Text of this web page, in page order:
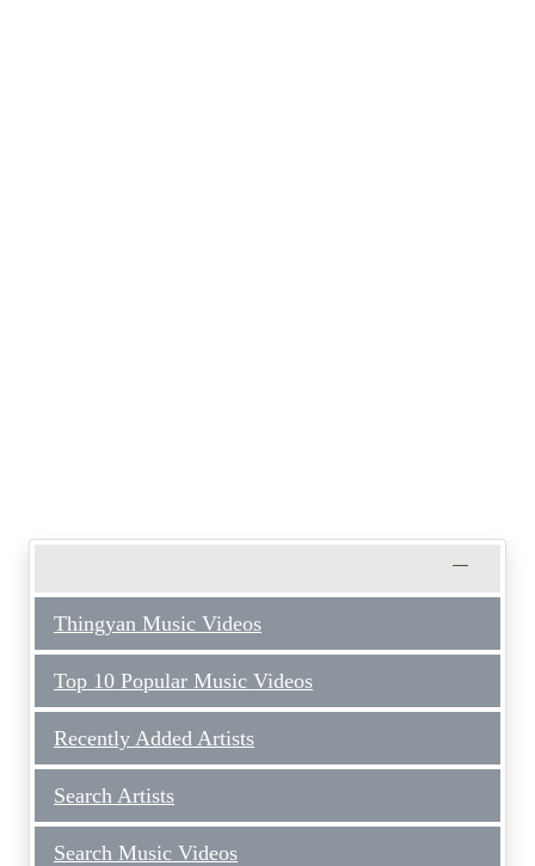
Thingyan Music Videos
Top 10 Popular Music Videos
Recently Added Artists
Search Artists
Search Music Videos